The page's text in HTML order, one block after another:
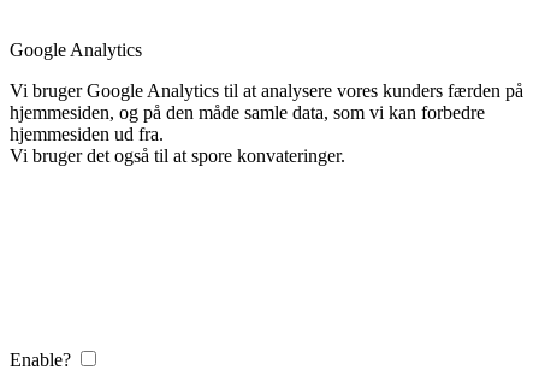
Google Analytics
Vi bruger Google Analytics til at analysere vores kunders færden på
hjemmesiden, og på den måde samle data, som vi kan forbedre
hjemmesiden ud fra.
Vi bruger det også til at spore konvateringer.
Enable?